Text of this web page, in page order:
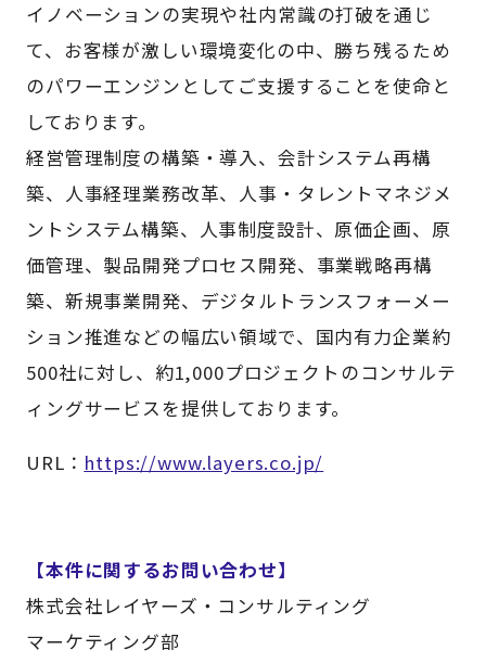
イノベーションの実現や社内常識の打破を通じ
て、お客様が激しい環境変化の中、勝ち残るため
のパワーエンジンとしてご支援することを使命と
しております。
経営管理制度の構築・導入、会計システム再構
築、人事経理業務改革、人事・タレントマネジメ
ントシステム構築、人事制度設計、原価企画、原
価管理、製品開発プロセス開発、事業戦略再構
築、新規事業開発、デジタルトランスフォーメー
ション推進などの幅広い領域で、国内有力企業約
500社に対し、約1,000プロジェクトのコンサルテ
ィングサービスを提供しております。
URL： https://www.layers.co.jp/
【本件に関するお問い合わせ】
株式会社レイヤーズ・コンサルティング
マーケティング部